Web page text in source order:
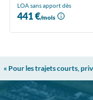
LOA sans apport dès
441 €/mois
« Pour les trajets courts,